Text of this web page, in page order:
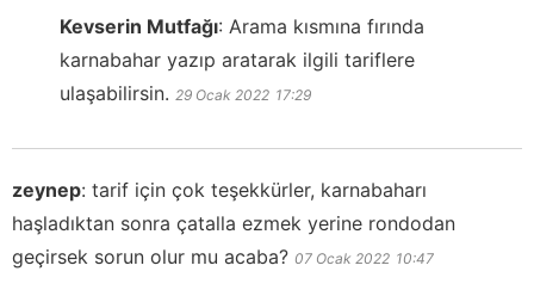
Kevserin Mutfağı: Arama kısmına fırında
karnabahar yazıp aratarak ilgili tariflere
ulaşabilirsin. 29 Ocak 2022 17:29
zeynep: tarif için çok teşekkürler, karnabaharı
haşladıktan sonra çatalla ezmek yerine rondodan
geçirsek sorun olur mu acaba? 07 Ocak 2022 10:47